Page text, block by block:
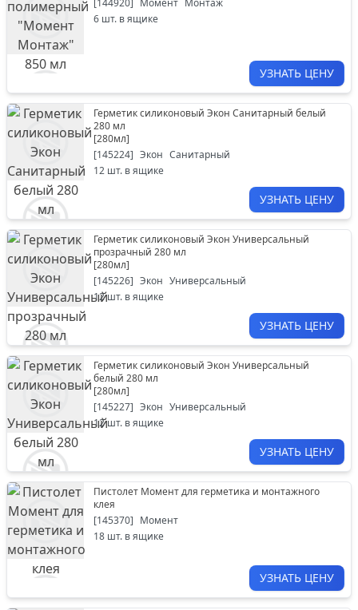
[144920] Момент Монтаж
6 шт. в ящике
УЗНАТЬ ЦЕНУ
Герметик силиконовый Экон Санитарный белый
280 мл
[280мл]
[145224] Экон Санитарный
12 шт. в ящике
УЗНАТЬ ЦЕНУ
Герметик силиконовый Экон Универсальный
прозрачный 280 мл
[280мл]
[145226] Экон Универсальный
12шт. в ящике
УЗНАТЬ ЦЕНУ
Герметик силиконовый Экон Универсальный
белый 280 мл
[280мл]
[145227] Экон Универсальный
12шт. в ящике
УЗНАТЬ ЦЕНУ
Пистолет Момент для герметика и монтажного
клея
[145370] Момент
18 шт. в ящике
УЗНАТЬ ЦЕНУ